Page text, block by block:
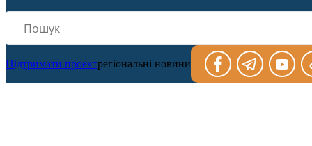
Підтримати проектрегіональні новини